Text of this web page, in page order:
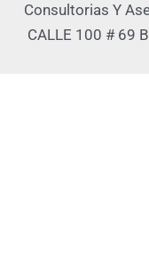
Consultorias Y
CALLE 100 # 69